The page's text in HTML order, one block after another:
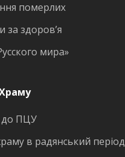
померлих
за здоров’я
мира»
Храму
до ПЦУ
в радянський період